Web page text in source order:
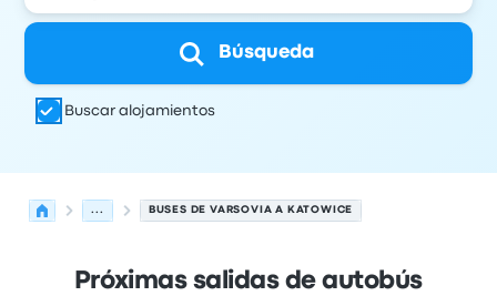
Búsqueda
Buscar alojamientos
... BUSES DE VARSOVIA A KATOWICE
Próximas salidas de autobús